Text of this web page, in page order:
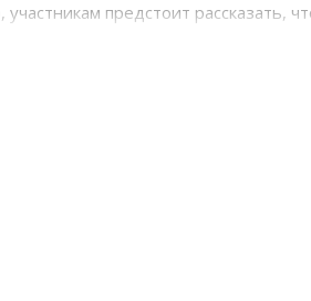
предстоит рассказать,